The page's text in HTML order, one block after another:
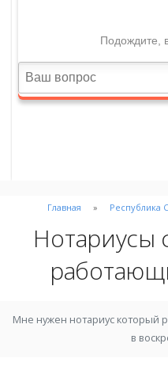
Главная Республика
Нотариусы
Мне нужен нотариус который
в